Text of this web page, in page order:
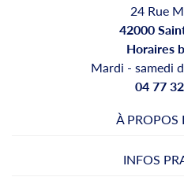
24 Rue
42000
Horaires
Mardi - samedi
04 77
À PROPOS
INFOS